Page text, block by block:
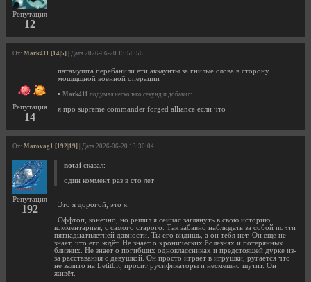
Репутация
12
От: Mark411 [14|5] | Дата 2026-06-20 13:50:56
Репутация
14
патамушта перебанили ети аккаунты за гнилые слова в сторону
мощщщной военной операции
• Mark411 подумал несколько секунд и добавил:
я про supreme commander forged alliance если что
От: Marovag1 [192|19] | Дата 2026-06-20 13:30:04
Репутация
192
notai сказал:
один коммент раз в сто лет
Это я дорогой, это я.
Оффтоп, конечно, но решил я сейчас заглянуть в свою историю
комментариев, с самого старого. Так забавно наблюдать за собой почти
пятнадцатилетней давности. Ты его видишь, а он тебя нет. Он ещё не
знает, что его ждёт. Не знает о хронических болезнях и потерянных
близких. Не знает о погибших одноклассниках и предстоящей дурке из-
за расставания с девушкой. Он просто играет в игрушки, ругается что
не залито на Letitbit, просит русификаторы и несмешно шутит. Он
живёт.